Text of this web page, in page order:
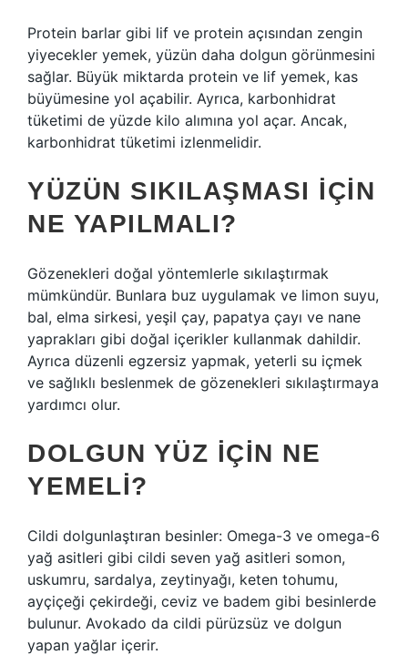
Protein barlar gibi lif ve protein açısından zengin
yiyecekler yemek, yüzün daha dolgun görünmesini
sağlar. Büyük miktarda protein ve lif yemek, kas
büyümesine yol açabilir. Ayrıca, karbonhidrat
tüketimi de yüzde kilo alımına yol açar. Ancak,
karbonhidrat tüketimi izlenmelidir.
YÜZÜN SIKILAŞMASI IÇIN
NE YAPILMALI?
Gözenekleri doğal yöntemlerle sıkılaştırmak
mümkündür. Bunlara buz uygulamak ve limon suyu,
bal, elma sirkesi, yeşil çay, papatya çayı ve nane
yaprakları gibi doğal içerikler kullanmak dahildir.
Ayrıca düzenli egzersiz yapmak, yeterli su içmek
ve sağlıklı beslenmek de gözenekleri sıkılaştırmaya
yardımcı olur.
DOLGUN YÜZ IÇIN NE
YEMELI?
Cildi dolgunlaştıran besinler: Omega-3 ve omega-6
yağ asitleri gibi cildi seven yağ asitleri somon,
uskumru, sardalya, zeytinyağı, keten tohumu,
ayçiçeği çekirdeği, ceviz ve badem gibi besinlerde
bulunur. Avokado da cildi pürüzsüz ve dolgun
yapan yağlar içerir.